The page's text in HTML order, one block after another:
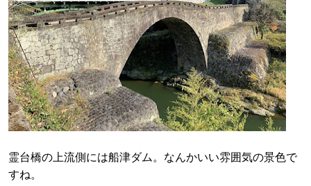
霊台橋の上流側には船津ダム。なんかいい雰囲気の景色で
すね。